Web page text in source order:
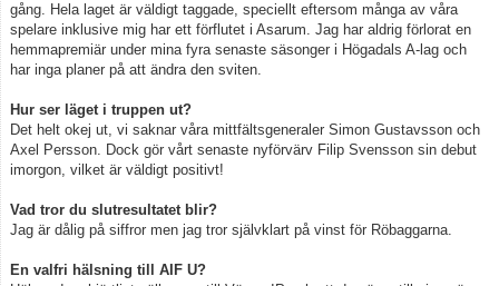
gång. Hela laget är väldigt taggade, speciellt eftersom många av våra
spelare inklusive mig har ett förflutet i Asarum. Jag har aldrig förlorat en
hemmapremiär under mina fyra senaste säsonger i Högadals A-lag och
har inga planer på att ändra den sviten.
Hur ser läget i truppen ut?
Det helt okej ut, vi saknar våra mittfältsgeneraler Simon Gustavsson och
Axel Persson. Dock gör vårt senaste nyförvärv Filip Svensson sin debut
imorgon, vilket är väldigt positivt!
Vad tror du slutresultatet blir?
Jag är dålig på siffror men jag tror självklart på vinst för Röbaggarna.
En valfri hälsning till AIF U?